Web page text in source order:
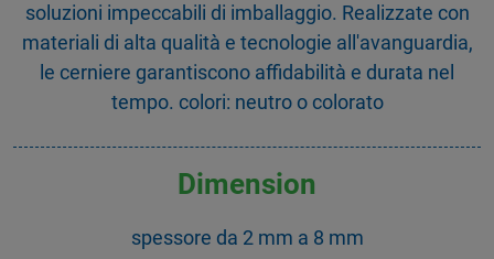
soluzioni impeccabili di imballaggio. Realizzate con
materiali di alta qualità e tecnologie all'avanguardia,
le cerniere garantiscono affidabilità e durata nel
tempo. colori: neutro o colorato
Dimension
spessore da 2 mm a 8 mm